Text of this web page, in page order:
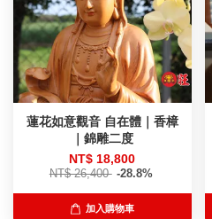
蓮花如意觀音 自在體｜香樟
｜錦雕二度
NT$ 18,800
NT$ 26,400 -28.8%
加入購物車